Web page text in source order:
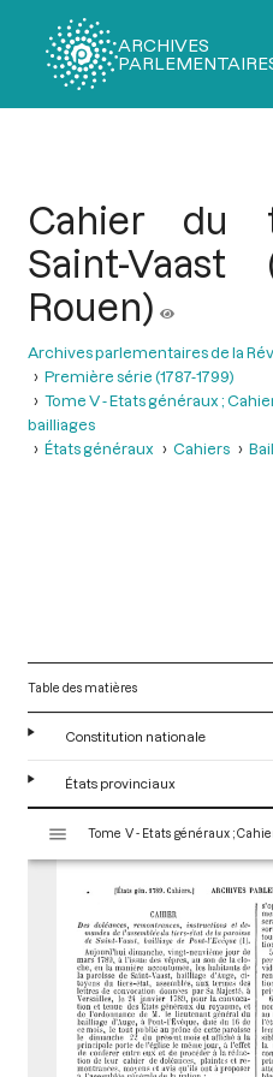
ARCHIVES
Cahier du
Saint-Vaast
Rouen)
Archives parlementaires de la
Première série (1787-1799)
Tome V - Etats généraux ;
bailliages
États généraux
Cahiers
Table des matières
Constitution nationale
États provinciaux
s